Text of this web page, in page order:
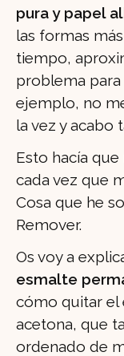
pura y papel
las formas
tiempo,
problema para
ejemplo, no
la vez y acabo
Esto hacía
cada vez que
Cosa que he
Remover.
Os voy a
esmalte
cómo quitar el
acetona, que
ordenado de